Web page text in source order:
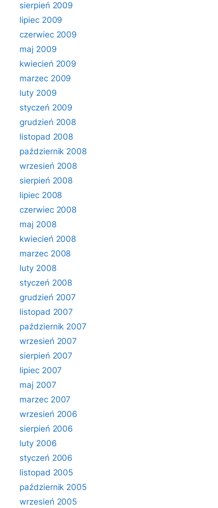
sierpień 2009
lipiec 2009
czerwiec 2009
maj 2009
kwiecień 2009
marzec 2009
luty 2009
styczeń 2009
grudzień 2008
listopad 2008
październik 2008
wrzesień 2008
sierpień 2008
lipiec 2008
czerwiec 2008
maj 2008
kwiecień 2008
marzec 2008
luty 2008
styczeń 2008
grudzień 2007
listopad 2007
październik 2007
wrzesień 2007
sierpień 2007
lipiec 2007
maj 2007
marzec 2007
wrzesień 2006
sierpień 2006
luty 2006
styczeń 2006
listopad 2005
październik 2005
wrzesień 2005